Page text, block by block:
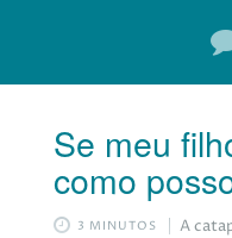
Se meu
como
3 MINUTOS
A